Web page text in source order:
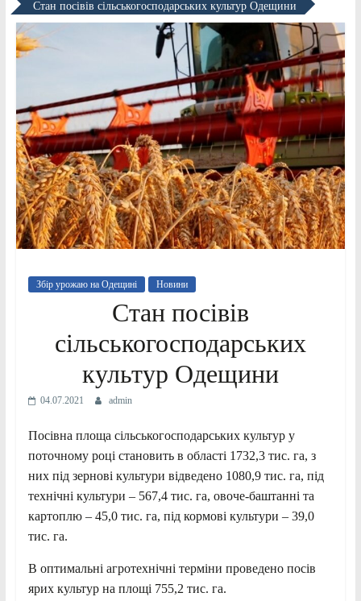
Стан посівів сільськогосподарських культур Одещини
Збір урожаю на Одещині Новини
Стан посівів
сільськогосподарських
культур Одещини
04.07.2021 admin
Посівна площа сільськогосподарських культур у
поточному році становить в області 1732,3 тис. га, з
них під зернові культури відведено 1080,9 тис. га, під
технічні культури – 567,4 тис. га, овоче-баштанні та
картоплю – 45,0 тис. га, під кормові культури – 39,0
тис. га.
В оптимальні агротехнічні терміни проведено посів
ярих культур на площі 755,2 тис. га.